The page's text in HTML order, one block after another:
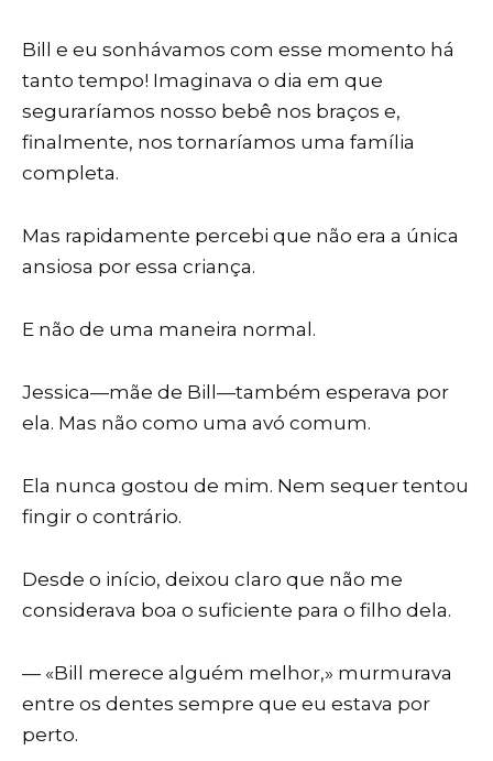
Bill e eu sonhávamos com esse momento há
tanto tempo! Imaginava o dia em que
seguraríamos nosso bebê nos braços e,
finalmente, nos tornaríamos uma família
completa.
Mas rapidamente percebi que não era a única
ansiosa por essa criança.
E não de uma maneira normal.
Jessica—mãe de Bill—também esperava por
ela. Mas não como uma avó comum.
Ela nunca gostou de mim. Nem sequer tentou
fingir o contrário.
Desde o início, deixou claro que não me
considerava boa o suficiente para o filho dela.
— «Bill merece alguém melhor,» murmurava
entre os dentes sempre que eu estava por
perto.